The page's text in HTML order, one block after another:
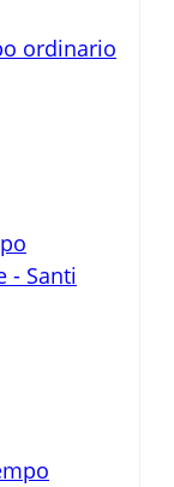
ordinario
- Santi